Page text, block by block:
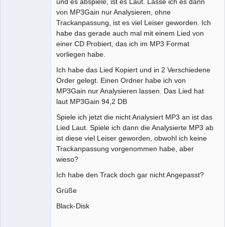
von MP3Gain nur Analysieren, ohne
Trackanpassung, ist es viel Leiser geworden. Ich
habe das gerade auch mal mit einem Lied von
einer CD Probiert, das ich im MP3 Format
vorliegen habe.
Ich habe das Lied Kopiert und in 2 Verschiedene
Order gelegt. Einen Ordner habe ich von
MP3Gain nur Analysieren lassen. Das Lied hat
laut MP3Gain 94,2 DB
Spiele ich jetzt die nicht Analysiert MP3 an ist das
Lied Laut. Spiele ich dann die Analysierte MP3 ab
ist diese viel Leiser geworden, obwohl ich keine
Trackanpassung vorgenommen habe, aber
wieso?
Ich habe den Track doch gar nicht Angepasst?
Grüße
Black-Disk